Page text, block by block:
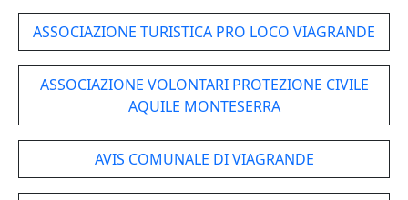
ASSOCIAZIONE TURISTICA PRO LOCO VIAGRANDE
ASSOCIAZIONE VOLONTARI PROTEZIONE CIVILE
AQUILE MONTESERRA
AVIS COMUNALE DI VIAGRANDE